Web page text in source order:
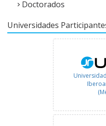
Doctorados
Universidades